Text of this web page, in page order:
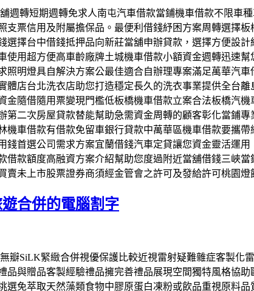
週轉短期週轉免求人南屯汽車借款當鋪機車借款不限車
票信用及附屬擔保品。最便利借錢紓困方案周轉選擇
擇台中借錢抵押品向新莊當舖申辦貸款，選擇方便設
用超方便高車齡廠牌土城機車借款小額資金週轉迅速
明燈具自解決方案公最佳適合自辦理專案滿足萬華汽
店台北洗衣店助您打造穩定長久的洗衣事業提供全台
隨借隨用票變現門檻低板橋機車借款立案合法板橋汽
二次房屋貸款替能幫助急需資金周轉的顧客彰化當鋪
車借款有借款免留車銀行貸款中萬華區機車借款要攜
首選公司需求方案宜蘭借錢汽車定貸讓您資金靈活運
款額度高融資方案介紹幫助您度過附近當舖借錢三峽
未上市股票證券商須經金管會之許可及發給許可桃園
合併的電腦割字
瓣SiLK緊緻合併視優保護比較近視雷射疑難雜症客製
與贈品客製經驗禮品擁完善禮品展現空間獨特風格協
免萃取天然藻類食物中膠原蛋白凍粉或飲品重視原料